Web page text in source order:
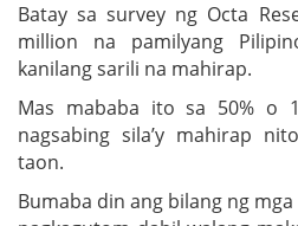
Batay sa survey ng Octa
million na pamilyang
kanilang sarili na mahirap.
Mas mababa ito sa 50% o
nagsabing sila’y mahirap
taon.
Bumaba din ang bilang ng